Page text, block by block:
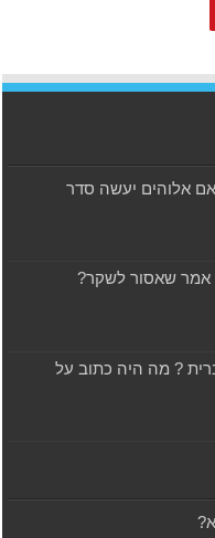
אלוהים יעשה סדר
אמר שאסור לשקר?
? מה היה כתוב על